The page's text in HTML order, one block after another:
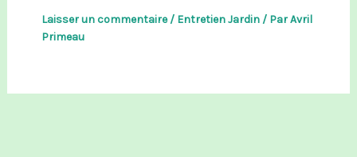
Laisser un commentaire / Entretien Jardin/ ParAvril
Primeau